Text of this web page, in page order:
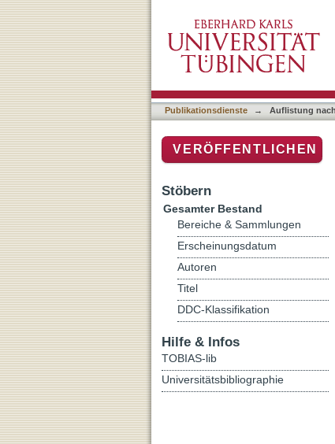
Publikationsdienste → Auflistung
VERÖFFENTLICHEN
Stöbern
Gesamter Bestand
Bereiche & Sammlungen
Erscheinungsdatum
Autoren
Titel
DDC-Klassifikation
Hilfe & Infos
TOBIAS-lib
Universitätsbibliographie